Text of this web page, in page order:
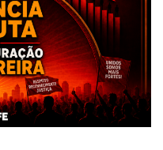
TikTok Whatsapp